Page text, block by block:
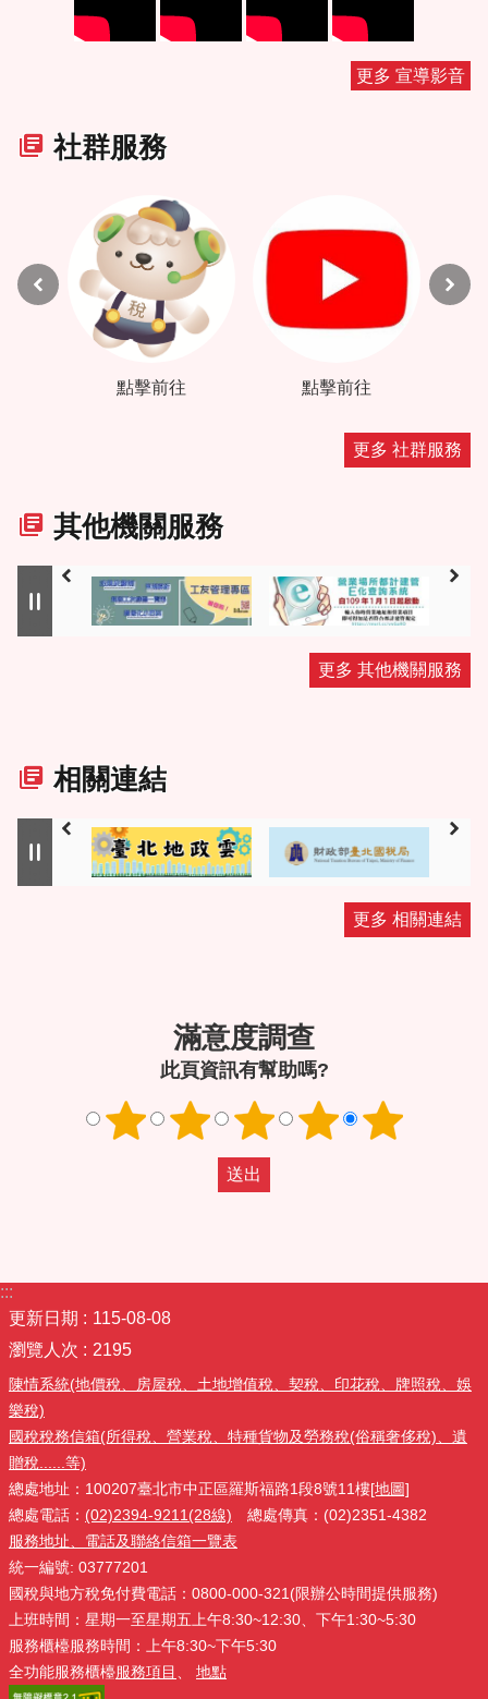
更多 宣導影音
社群服務
更多 社群服務
其他機關服務
更多 其他機關服務
相關連結
更多 相關連結
滿意度調查
此頁資訊有幫助嗎?
:::
更新日期
115-08-08
瀏覽人次
2195
陳情系統(地價稅、房屋稅、土地增值稅、契稅、印花稅、牌照稅、娛
樂稅)
國稅稅務信箱(所得稅、營業稅、特種貨物及勞務稅(俗稱奢侈稅)、遺
贈稅......等)
總處地址：100207臺北市中正區羅斯福路1段8號11樓[地圖]
總處電話： (02)2394-9211(28線) 總處傳真：(02)2351-4382
服務地址、電話及聯絡信箱一覽表
統一編號: 03777201
國稅與地方稅免付費電話：0800-000-321(限辦公時間提供服務)
上班時間：星期一至星期五上午8:30~12:30、下午1:30~5:30
服務櫃檯服務時間：上午8:30~下午5:30
全功能服務櫃檯服務項目 、 地點